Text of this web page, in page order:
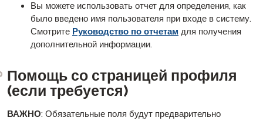
Вы можете использовать отчет для определения, как
было введено имя пользователя при входе в систему.
Смотрите Руководство по отчетам для получения
дополнительной информации.
Помощь со страницей профиля
(если требуется)
ВАЖНО: Обязательные поля будут предварительно